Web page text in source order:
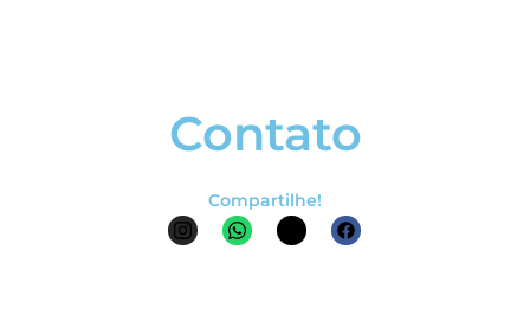
Contato
Compartilhe!